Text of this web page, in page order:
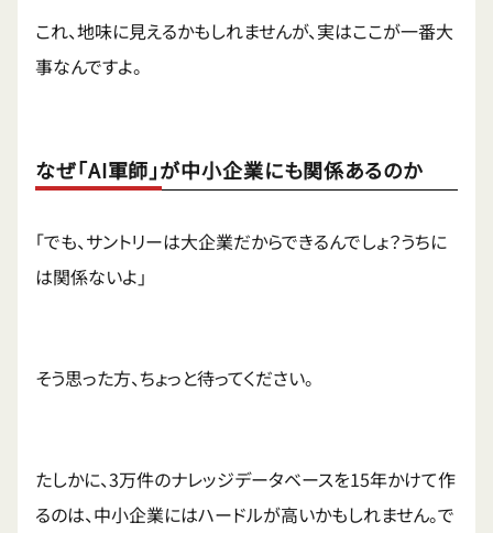
これ、地味に見えるかもしれませんが、実はここが一番大
事なんですよ。
なぜ「AI軍師」が中小企業にも関係あるのか
「でも、サントリーは大企業だからできるんでしょ？うちに
は関係ないよ」
そう思った方、ちょっと待ってください。
たしかに、3万件のナレッジデータベースを15年かけて作
るのは、中小企業にはハードルが高いかもしれません。で